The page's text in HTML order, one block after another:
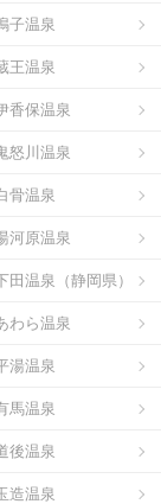
子温泉
王温泉
香保温泉
怒川温泉
骨温泉
河原温泉
田温泉（静岡県）
わら温泉
湯温泉
馬温泉
後温泉
造温泉